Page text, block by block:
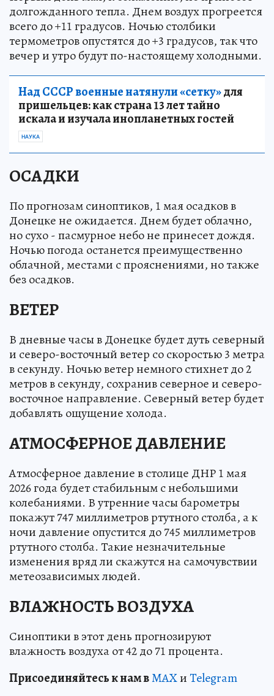
долгожданного тепла. Днем воздух прогреется
всего до +11 градусов. Ночью столбики
термометров опустятся до +3 градусов, так что
вечер и утро будут по-настоящему холодными.
Над СССР военные натянули «сетку»для
пришельцев: как страна 13 лет тайно
искала и изучала инопланетных гостей
НАУКА
ОСАДКИ
По прогнозам синоптиков, 1 мая осадков в
Донецке не ожидается. Днем будет облачно,
но сухо - пасмурное небо не принесет дождя.
Ночью погода останется преимущественно
облачной, местами с прояснениями, но также
без осадков.
ВЕТЕР
В дневные часы в Донецке будет дуть северный
и северо-восточный ветер со скоростью 3 метра
в секунду. Ночью ветер немного стихнет до 2
метров в секунду, сохранив северное и северо-
восточное направление. Северный ветер будет
добавлять ощущение холода.
АТМОСФЕРНОЕ ДАВЛЕНИЕ
Атмосферное давление в столице ДНР 1 мая
2026 года будет стабильным с небольшими
колебаниями. В утренние часы барометры
покажут 747 миллиметров ртутного столба, а к
ночи давление опустится до 745 миллиметров
ртутного столба. Такие незначительные
изменения вряд ли скажутся на самочувствии
метеозависимых людей.
ВЛАЖНОСТЬ ВОЗДУХА
Синоптики в этот день прогнозируют
влажность воздуха от 42 до 71 процента.
Присоединяйтесь к нам вMAXиTelegram